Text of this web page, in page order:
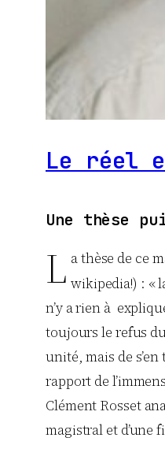
Le réel
Une thèse
L a thèse de ce
wikipedia!) : «
n’y a rien à
toujours le refus
unité, mais de
rapport de
Clément Rosset
magistral et d’une